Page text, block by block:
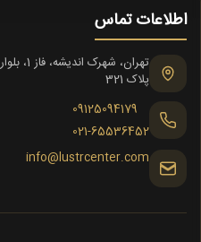
اطلاعات تماس
تهران،
پلاک 321
09125094179
021-65536452
info@lustrcenter.com